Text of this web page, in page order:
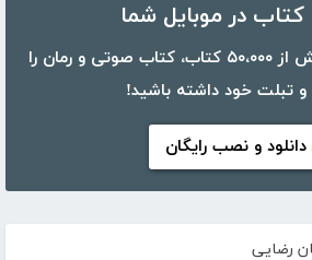
با اپلیکیشن کتابراه، بیش از ۵۰،۰۰۰ کتاب، کتاب صوتی و رمان را
و تبلت خود داشته باشید!
دانلود و نصب رایگان
رضایی